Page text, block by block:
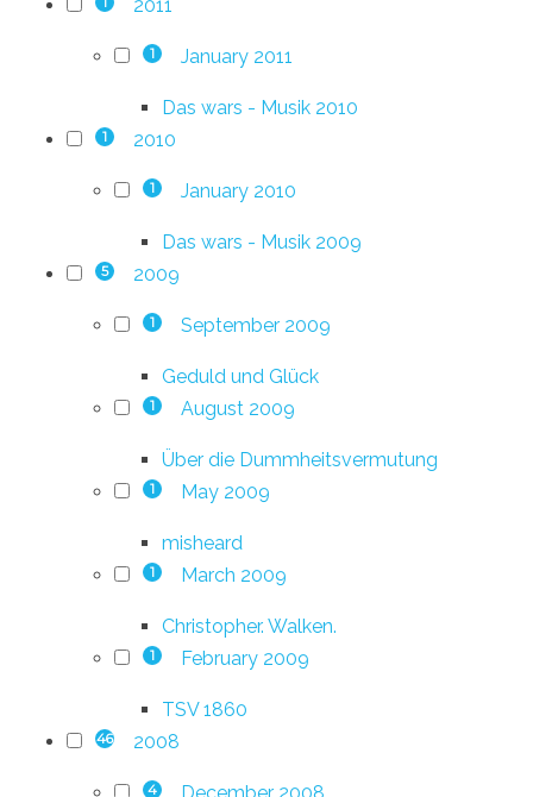
2011
1 January 2011
Das wars - Musik 2010
1 2010
1 January 2010
Das wars - Musik 2009
5 2009
1 September 2009
Geduld und Glück
1 August 2009
Über die Dummheitsvermutung
1 May 2009
misheard
1 March 2009
Christopher. Walken.
1 February 2009
TSV 1860
46 2008
4 December 2008